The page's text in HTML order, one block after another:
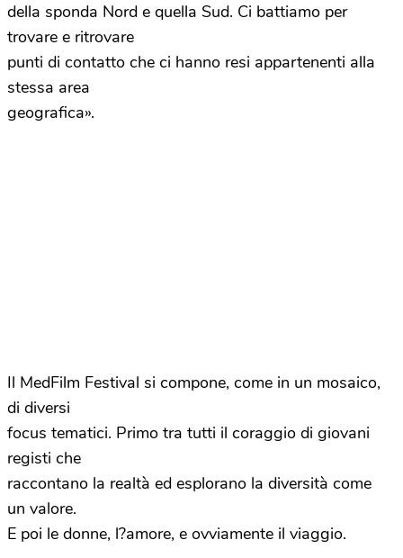
della sponda Nord e quella Sud. Ci battiamo per
trovare e ritrovare
punti di contatto che ci hanno resi appartenenti alla
stessa area
geografica».
Il MedFilm Festival si compone, come in un mosaico,
di diversi
focus tematici. Primo tra tutti il coraggio di giovani
registi che
raccontano la realtà ed esplorano la diversità come
un valore.
E poi le donne, l?amore, e ovviamente il viaggio.